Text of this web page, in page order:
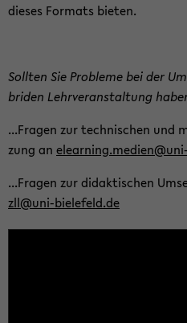
die­ses For­mats bie­ten.
Soll­ten Sie Pro­ble­me bei der
bri­den Lehr­ver­an­stal­tung
...Fra­gen zur tech­ni­schen und
zung an
...Fra­gen zur di­dak­ti­schen
zll@uni-​bielefeld.de